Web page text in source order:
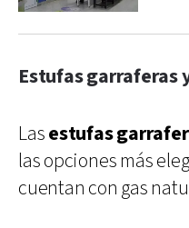
Estufas garraferas
Lasestufas
las opciones más
cuentan con gas